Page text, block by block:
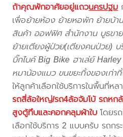
ถ้าคุณพักอาศัยอยู่แถวนครปฐม
เพื่อย้ายห้อง ย้ายหอพัก ย้ายบ้า
สินค้า ออฟฟิศ สำนักงาน บูธขา
ย้ายเตียงผู้ป่วย(เตียงคนป่วย) บ
บิ๊กไบค์ Big Bike ฮาเล่ย์
หมาน้องแมว ขนขยะทิ้งของเก่า
ให้ลูกค้าเลือกใช้บริการในพื้นที่ห
รถสี่ล้อใหญ่/รถ4ล้อจัมโบ้ รถหก
สูงตู้ทึบและคอกคลุมผ้าใบ โดยร
เลือกใช้บริการ 2 แบบครับ รถกร